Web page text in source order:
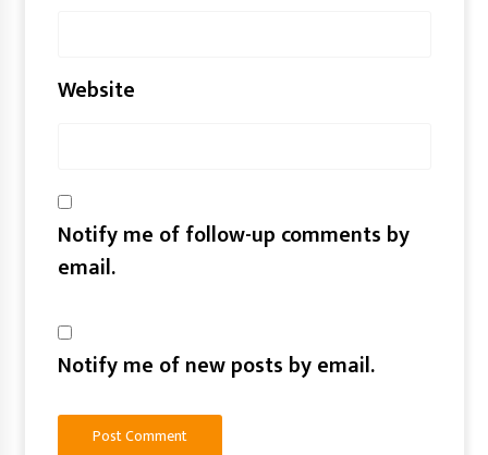
Website
Notify me of follow-up comments by
email.
Notify me of new posts by email.